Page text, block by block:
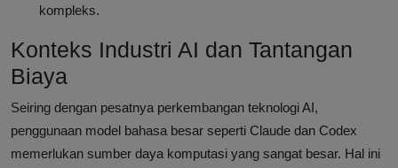
kompleks.
Konteks Industri AI dan Tantangan
Biaya
Seiring dengan pesatnya perkembangan teknologi AI,
penggunaan model bahasa besar seperti Claude dan Codex
memerlukan sumber daya komputasi yang sangat besar. Hal ini